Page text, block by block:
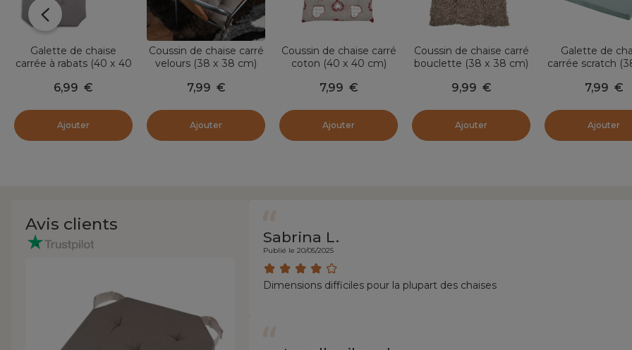
Galette de chaise
carrée à rabats (40 x 40
6,99 €
Ajouter
Coussin de chaise carré
velours (38 x 38 cm)
7,99 €
Ajouter
Coussin de chaise carré
coton (40 x 40 cm)
7,99 €
Ajouter
Coussin de chaise carré
bouclette (38 x 38 cm)
9,99 €
Ajouter
Galette de
carrée scratch
7,99 €
Ajouter
Avis clients
Sabrina L.
Publié le 20/05/2025
Dimensions difficiles pour la plupart des chaises